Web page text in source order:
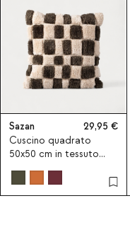
Sazan
29,95
Cuscino quadrato
50x50 cm in tessuto
Sazan